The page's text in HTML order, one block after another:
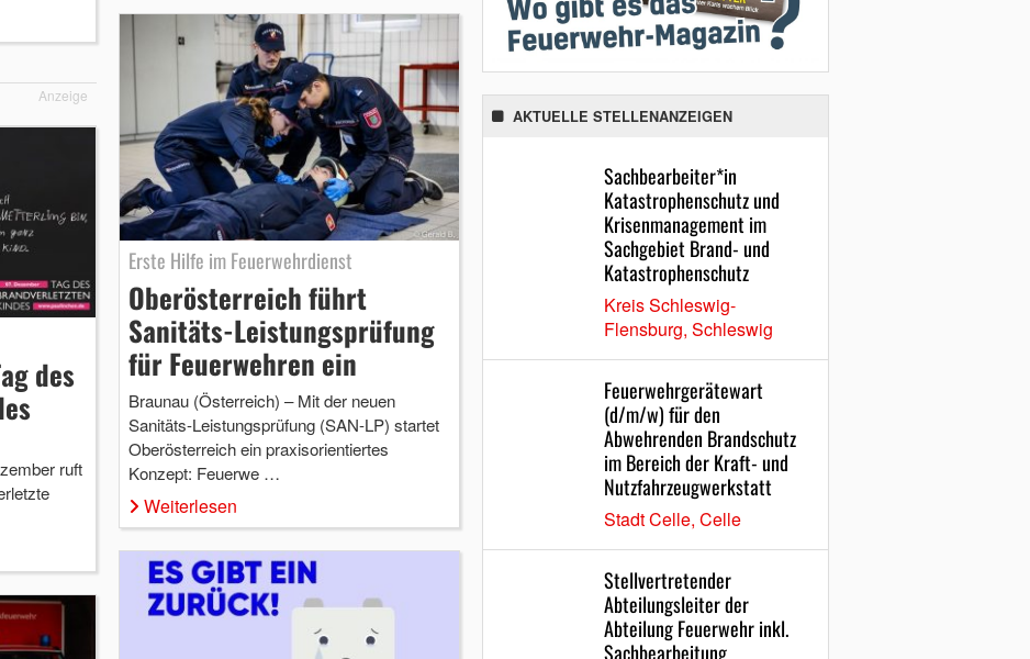
Anzeige
des
ruft
Erste Hilfe im Feuerwehrdienst
Oberösterreich führt
Sanitäts-Leistungsprüfung
für Feuerwehren ein
Braunau (Österreich) – Mit der neuen
Sanitäts-Leistungsprüfung (SAN-LP) startet
Oberösterreich ein praxisorientiertes
Konzept: Feuerwe …
Weiterlesen
AKTUELLE STELLENANZEIGEN
Sachbearbeiter*in
Katastrophenschutz und
Krisenmanagement im
Sachgebiet Brand- und
Katastrophenschutz
Kreis Schleswig-
Flensburg, Schleswig
Feuerwehrgerätewart
(d/m/w) für den
Abwehrenden Brandschutz
im Bereich der Kraft- und
Nutzfahrzeugwerkstatt
Stadt Celle, Celle
Stellvertretender
Abteilungsleiter der
Abteilung Feuerwehr inkl.
Sachbearbeitung